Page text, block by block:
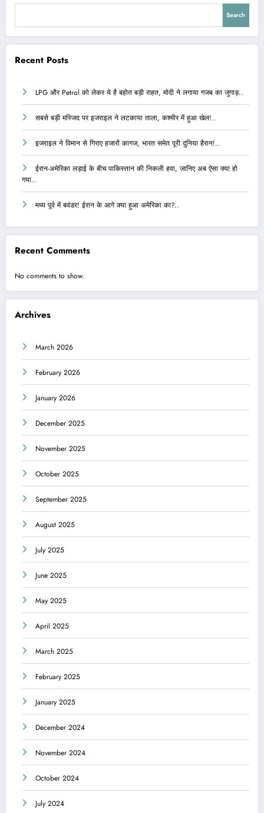
Search
Recent Posts
LPG और Petrol को लेकर ये है बहोत बड़ी राहत, मोदी ने लगाया गजब का जुगाड़..
सबसे बड़ी मस्जिद पर इजराइल ने लटकाया ताला, कश्मीर में हुआ खेल!..
इजराइल ने विमान से गिराए हजारों कागज, भारत समेत पूरी दुनिया हैरान!..
ईरान-अमेरिका लड़ाई के बीच पाकिस्तान की निकली हवा, जानिए अब ऐसा क्या हो
गया..
मध्य पूर्व में बवंडर! ईरान के आगे क्या हुआ अमेरिका का?..
Recent Comments
No comments to show.
Archives
March 2026
February 2026
January 2026
December 2025
November 2025
October 2025
September 2025
August 2025
July 2025
June 2025
May 2025
April 2025
March 2025
February 2025
January 2025
December 2024
November 2024
October 2024
July 2024